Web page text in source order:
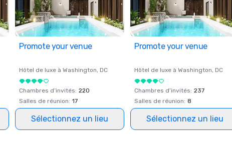
Promote your venue
Hôtel de luxe à Washington, DC
Chambres d’invités: 220
Salles de réunion: 17
Sélectionnez un lieu
Promote your venue
Hôtel de luxe à Washington, DC
Chambres d’invités: 237
Salles de réunion: 8
Sélectionnez un lieu